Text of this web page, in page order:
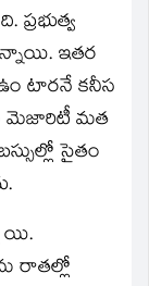
ఇతర
ఉం టారనే కనీస
మెజారిటీ మత
సైతం
యి.
రాతల్లో